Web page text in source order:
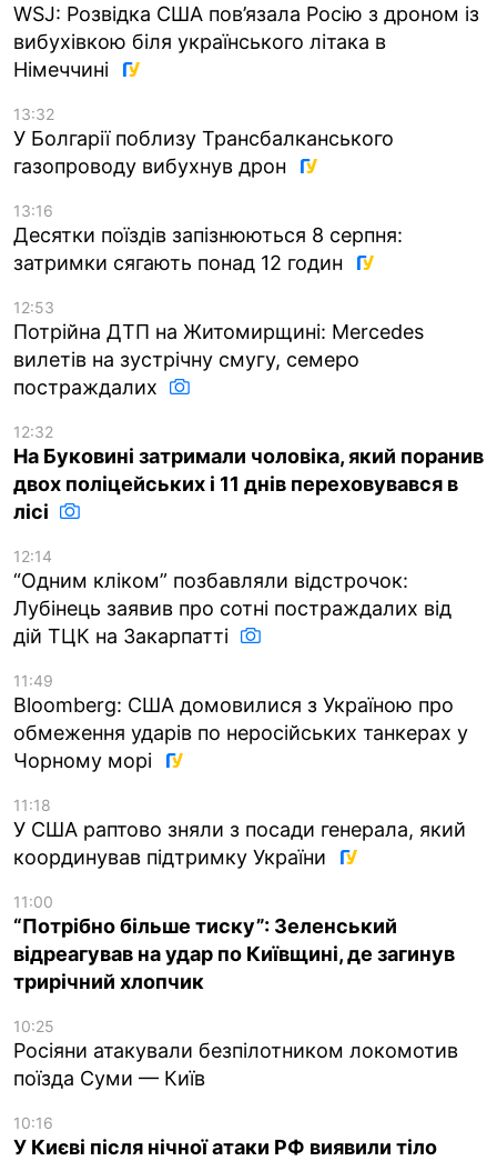
WSJ: Розвідка США пов’язала Росію з дроном із
вибухівкою біля українського літака в
Німеччині
13:32
У Болгарії поблизу Трансбалканського
газопроводу вибухнув дрон
13:16
Десятки поїздів запізнюються 8 серпня:
затримки сягають понад 12 годин
12:53
Потрійна ДТП на Житомирщині: Mercedes
вилетів на зустрічну смугу, семеро
постраждалих
12:32
На Буковині затримали чоловіка, який поранив
двох поліцейських і 11 днів переховувався в
лісі
12:14
“Одним кліком” позбавляли відстрочок:
Лубінець заявив про сотні постраждалих від
дій ТЦК на Закарпатті
11:49
Bloomberg: США домовилися з Україною про
обмеження ударів по неросійських танкерах у
Чорному морі
11:18
У США раптово зняли з посади генерала, який
координував підтримку України
11:00
“Потрібно більше тиску”: Зеленський
відреагував на удар по Київщині, де загинув
трирічний хлопчик
10:25
Росіяни атакували безпілотником локомотив
поїзда Суми — Київ
10:16
У Києві після нічної атаки РФ виявили тіло